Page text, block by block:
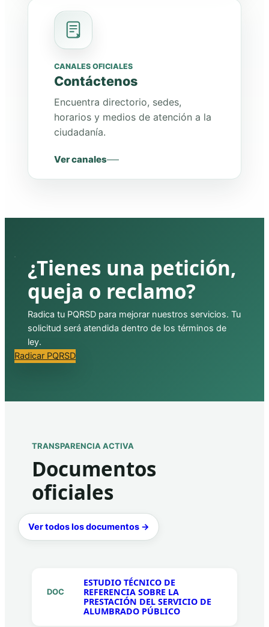
CANALES OFICIALES
Contáctenos
Encuentra directorio, sedes,
horarios y medios de atención a la
ciudadanía.
Ver canales
¿Tienes una petición,
queja o reclamo?
Radica tu PQRSD para mejorar nuestros servicios. Tu
solicitud será atendida dentro de los términos de
ley.
Radicar PQRSD
TRANSPARENCIA ACTIVA
Documentos
oficiales
Ver todos los documentos →
DOC
ESTUDIO TÉCNICO DE
REFERENCIA SOBRE LA
PRESTACIÓN DEL SERVICIO DE
ALUMBRADO PÚBLICO